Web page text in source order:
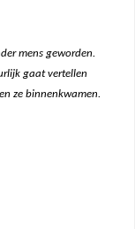
mens geworden.
gaat vertellen
ze binnenkwamen.